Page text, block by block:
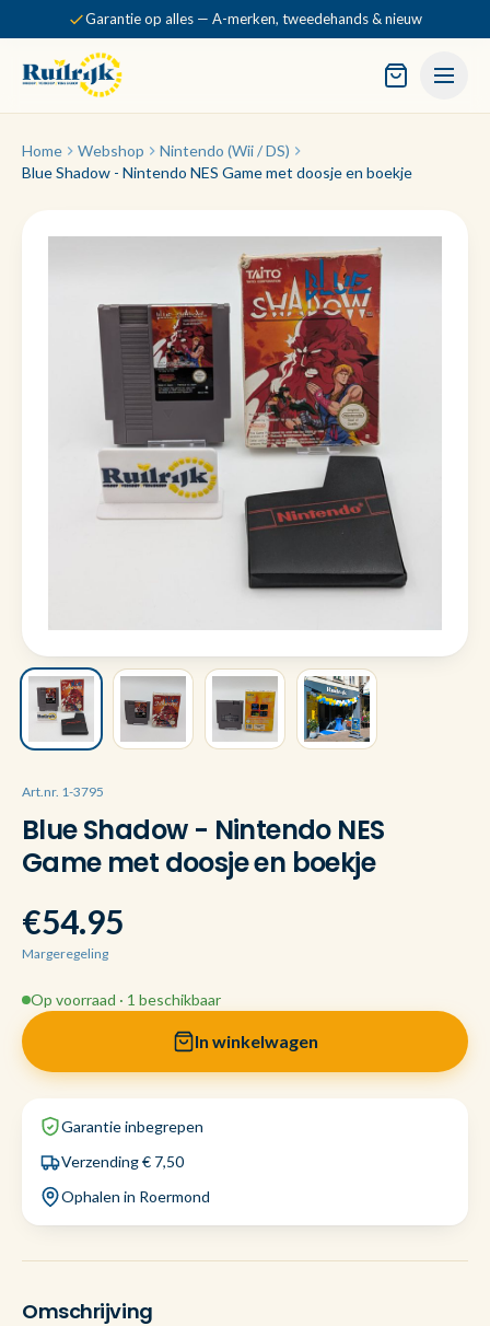
Garantie op alles — A-merken, tweedehands & nieuw
Home Webshop
Nintendo (Wii / DS)
Blue Shadow - Nintendo NES Game met doosje en boekje
Art.nr. 1-3795
Blue Shadow - Nintendo NES
Game met doosje en boekje
€54.95
Margeregeling
Op voorraad · 1 beschikbaar
In winkelwagen
Garantie inbegrepen
Verzending € 7,50
Ophalen in Roermond
Omschrijving